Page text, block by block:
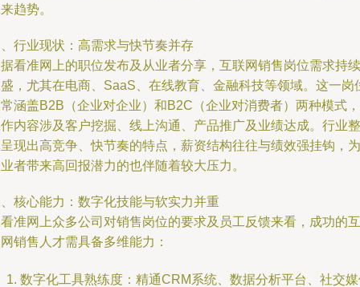
趋势。
行业现状：高需求与快节奏并存
看准网上的职位发布及从业者分享，互联网销售岗位需求持续
，尤其在电商、SaaS、在线教育、金融科技等领域。这一岗
涵盖B2B（企业对企业）和B2C（企业对消费者）两种模式，
内容涉及客户挖掘、线上沟通、产品推广及业绩达成。行业整
现出高竞争、快节奏的特点，薪资结构往往与绩效强挂钩，为
者带来高回报潜力的也伴随着较大压力。
核心能力：数字化技能与软实力并重
准网上众多公司对销售岗位的要求及员工反馈来看，成功的互
销售人才需具备多维能力：
数字化工具熟练度：精通CRM系统、数据分析平台、社交